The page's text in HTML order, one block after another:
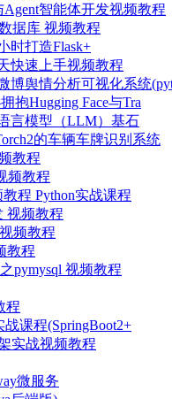
智能体开发视频教程
据库 视频教程
时打造Flask+
快速上手视频教程
博舆情分析可视化系统
抱Hugging Face与Tra
言模型（LLM）基石
的车辆车牌识别系统
教程
频教程
程 Python实战课程
视频教程
频教程
教程
pymysql 视频教程
程
课程(SpringBoot2+
实战视频教程
微服务